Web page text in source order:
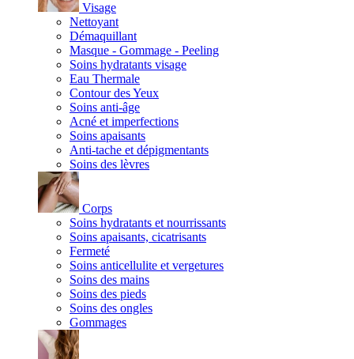
Visage
Nettoyant
Démaquillant
Masque - Gommage - Peeling
Soins hydratants visage
Eau Thermale
Contour des Yeux
Soins anti-âge
Acné et imperfections
Soins apaisants
Anti-tache et dépigmentants
Soins des lèvres
Corps
Soins hydratants et nourrissants
Soins apaisants, cicatrisants
Fermeté
Soins anticellulite et vergetures
Soins des mains
Soins des pieds
Soins des ongles
Gommages